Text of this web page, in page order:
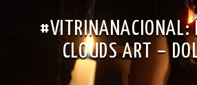
#VITRINANACIONAL:
CLOUDS ART –